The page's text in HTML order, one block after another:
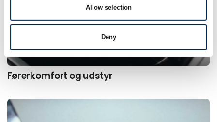
Allow selection
Deny
Førerkomfort og udstyr